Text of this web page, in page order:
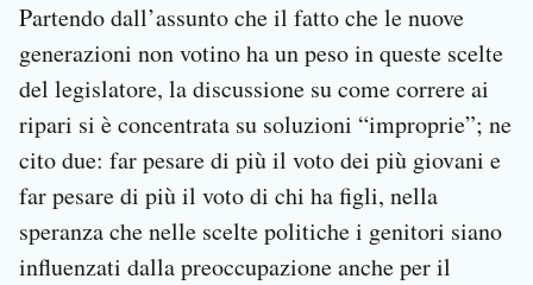
Partendo dall’assunto che il fatto che le nuove
generazioni non votino ha un peso in queste scelte
del legislatore, la discussione su come correre ai
ripari si è concentrata su soluzioni “improprie”; ne
cito due: far pesare di più il voto dei più giovani e
far pesare di più il voto di chi ha figli, nella
speranza che nelle scelte politiche i genitori siano
influenzati dalla preoccupazione anche per il